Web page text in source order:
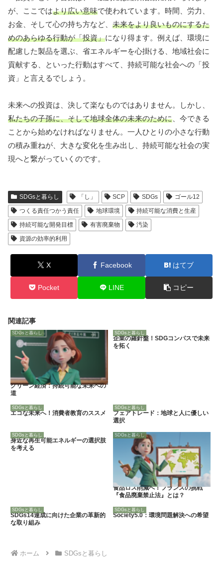
が、ここではより広い意味で使われています。時間、労力、
お金、そして心の持ち方など、 未来をより良いものにするた
めのあらゆる行動が「投資」になり得ます。例えば、環境に
配慮した製品を選ぶ、省エネルギーを心掛ける、地域社会に
貢献する、といった行動はすべて、持続可能な社会への「投
資」と言えるでしょう。
未来への投資は、決して楽なものではありません。しかし、
私たちの子孫に、そして地球全体の未来のために 、今できる
ことから始めなければなりません。一人ひとりの小さな行動
の積み重ねが、大きな変化を生み出し、持続可能な社会の実
現へと繋がっていくのです。
SDGsと暮らし 「し」 SCP SDGs
ゴール12
つくる責任つかう責任
地球環境
持続可能な消費と生産
持続可能な開発目標
有害廃棄物
汚染
資源の効率的利用
X Facebook はてブ
Pocket LINE コピー
関連記事
SDGsと暮らし
グリーン経済：持続可能な未来への
道
SDGsと暮らし
企業の羅針盤！SDGコンパスで未来
を拓く
SDGsと暮らし
エコな未来へ！消費者教育のススメ
SDGsと暮らし
フェアトレード：地球と人に優しい
選択
SDGsと暮らし
身近な再生可能エネルギーの選択肢
を考える
SDGsと暮らし
食品ロス削減へ！フランスの挑戦
『食品廃棄禁止法』とは？
SDGsと暮らし
SDGs14達成に向けた企業の革新的
な取り組み
SDGsと暮らし
Society5.0：環境問題解決への希望
ホーム SDGsと暮らし